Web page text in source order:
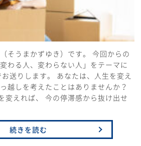
そうまかずゆき）です。 今回からの
わる人、変わらない人」をテーマに
送りします。 あなたは、人生を変え
越しを考えたことはありませんか？
変えれば、 今の停滞感から抜け出せ
続きを読む